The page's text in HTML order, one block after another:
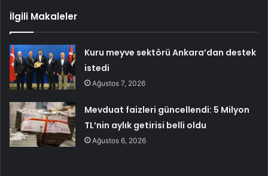
İlgili Makaleler
Kuru meyve sektörü Ankara’dan destek
istedi
Ağustos 7, 2026
Mevduat faizleri güncellendi: 5 Milyon
TL’nin aylık getirisi belli oldu
Ağustos 6, 2026